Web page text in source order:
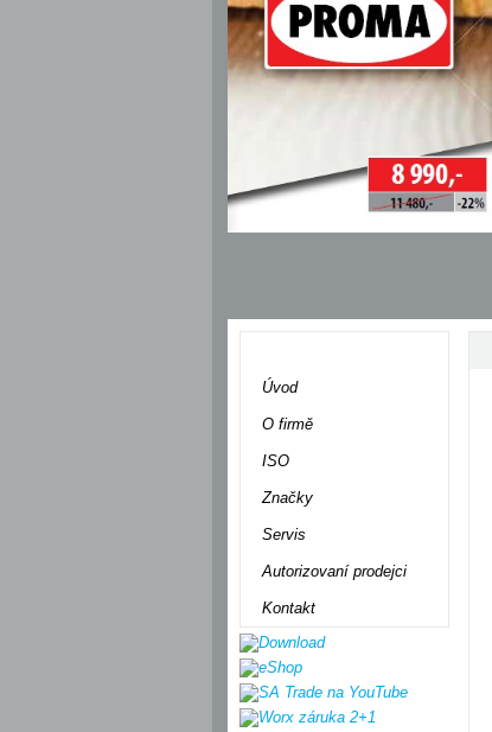
Úvod
O firmě
ISO
Značky
Servis
Autorizovaní prodejci
Kontakt